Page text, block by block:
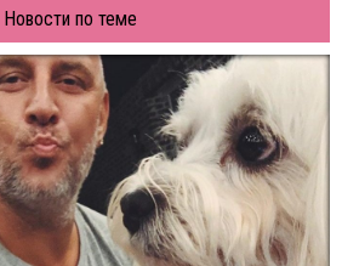
Новости по теме